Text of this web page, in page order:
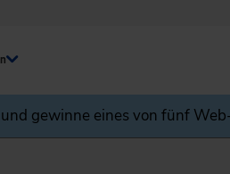
und gewinne eines von fünf